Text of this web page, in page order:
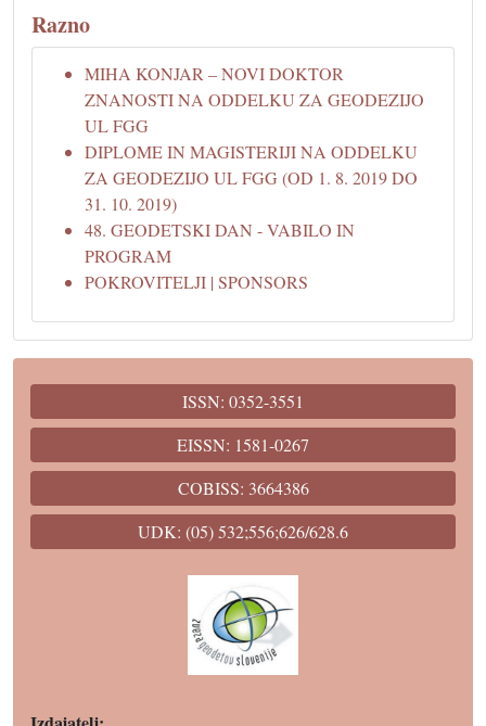
Razno
MIHA KONJAR – NOVI DOKTOR
ZNANOSTI NA ODDELKU ZA GEODEZIJO
UL FGG
DIPLOME IN MAGISTERIJI NA ODDELKU
ZA GEODEZIJO UL FGG (OD 1. 8. 2019 DO
31. 10. 2019)
48. GEODETSKI DAN - VABILO IN
PROGRAM
POKROVITELJI | SPONSORS
ISSN: 0352-3551
EISSN: 1581-0267
COBISS: 3664386
UDK: (05) 532;556;626/628.6